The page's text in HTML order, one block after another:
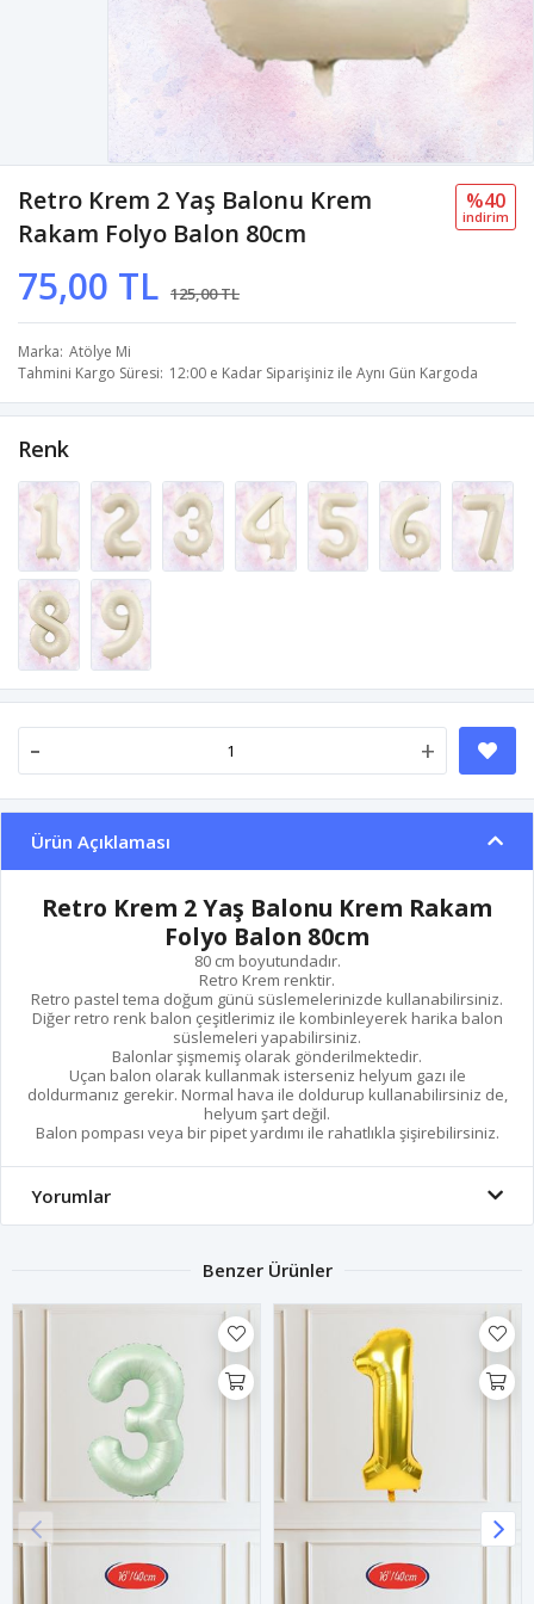
Retro Krem 2 Yaş Balonu Krem
Rakam Folyo Balon 80cm
75,00 TL 125,00 TL
%40
i̇ndi̇ri̇m
Marka Atölye Mi
Tahmini Kargo Süresi 12:00 e Kadar Siparişiniz ile Aynı Gün Kargoda
Renk
- +
Ürün Açıklaması
Retro Krem 2 Yaş Balonu Krem Rakam
Folyo Balon 80cm
80 cm boyutundadır.
Retro Krem renktir.
Retro pastel tema doğum günü süslemelerinizde kullanabilirsiniz.
Diğer retro renk balon çeşitlerimiz ile kombinleyerek harika balon
süslemeleri yapabilirsiniz.
Balonlar şişmemiş olarak gönderilmektedir.
Uçan balon olarak kullanmak isterseniz helyum gazı ile
doldurmanız gerekir. Normal hava ile doldurup kullanabilirsiniz de,
helyum şart değil.
Balon pompası veya bir pipet yardımı ile rahatlıkla şişirebilirsiniz.
Yorumlar
Benzer Ürünler